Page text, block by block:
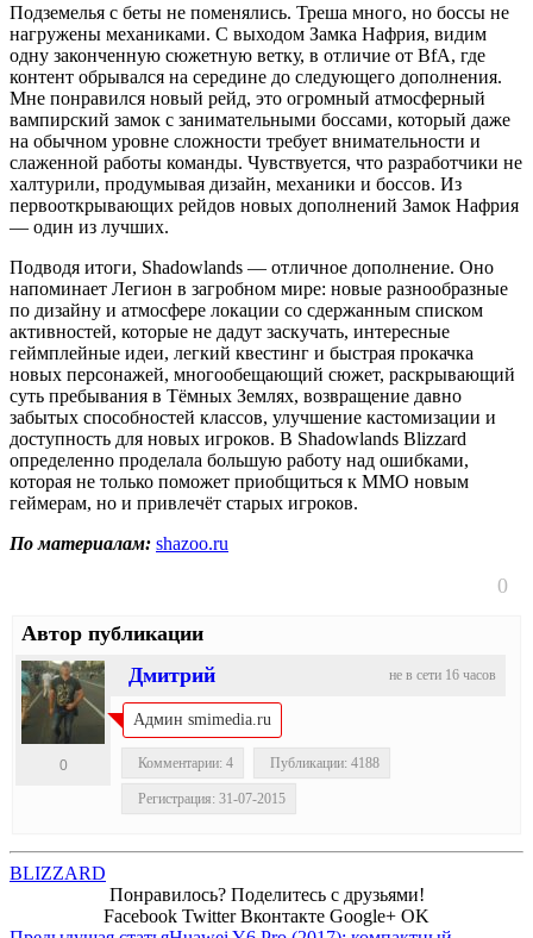
Подземелья с беты не поменялись. Треша много, но боссы не
нагружены механиками. С выходом Замка Нафрия, видим
одну законченную сюжетную ветку, в отличие от BfA, где
контент обрывался на середине до следующего дополнения.
Мне понравился новый рейд, это огромный атмосферный
вампирский замок с занимательными боссами, который даже
на обычном уровне сложности требует внимательности и
слаженной работы команды. Чувствуется, что разработчики не
халтурили, продумывая дизайн, механики и боссов. Из
первооткрывающих рейдов новых дополнений Замок Нафрия
— один из лучших.
Подводя итоги, Shadowlands — отличное дополнение. Оно
напоминает Легион в загробном мире: новые разнообразные
по дизайну и атмосфере локации со сдержанным списком
активностей, которые не дадут заскучать, интересные
геймплейные идеи, легкий квестинг и быстрая прокачка
новых персонажей, многообещающий сюжет, раскрывающий
суть пребывания в Тёмных Землях, возвращение давно
забытых способностей классов, улучшение кастомизации и
доступность для новых игроков. В Shadowlands Blizzard
определенно проделала большую работу над ошибками,
которая не только поможет приобщиться к MMO новым
геймерам, но и привлечёт старых игроков.
По материалам: shazoo.ru
0
Автор публикации
не в сети 16 часов
Дмитрий
0
Админ smimedia.ru
Комментарии: 4 Публикации: 4188
Регистрация: 31-07-2015
BLIZZARD
Понравилось? Поделитесь с друзьями!
Facebook Twitter Вконтакте Google+ OK